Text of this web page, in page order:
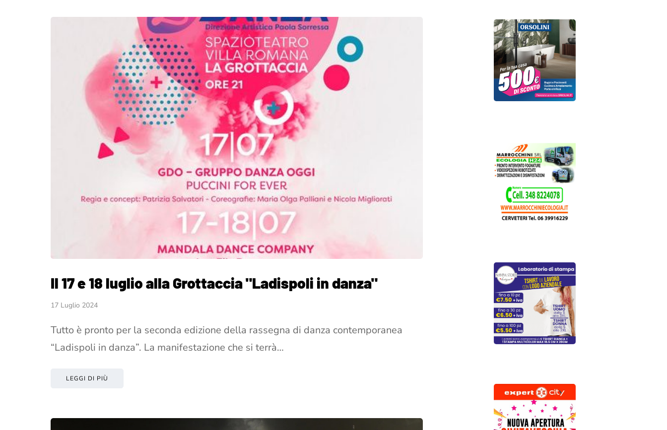
Il 17 e 18 luglio alla Grottaccia "Ladispoli in danza"
17 Luglio 2024
Tutto è pronto per la seconda edizione della rassegna di danza contemporanea
“Ladispoli in danza”. La manifestazione che si terrà…
LEGGI DI PIÙ